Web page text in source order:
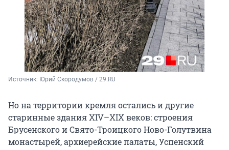
Источник: Юрий Скородумов / 29.RU
Но на территории кремля остались и другие
старинные здания XIV–XIX веков: строения
Брусенского и Свято-Троицкого Ново-Голутвина
монастырей, архиерейские палаты, Успенский